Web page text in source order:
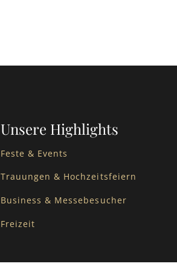
Unsere Highlights
Feste & Events
Trauungen & Hochzeitsfeiern
Business & Messebesucher
Freizeit